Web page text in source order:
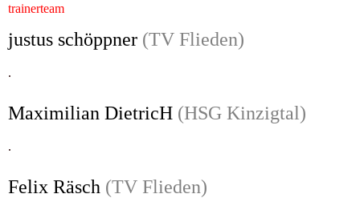
trainerteam
justus schöppner (TV Flieden)
.
Maximilian DietricH (HSG Kinzigtal)
.
Felix Räsch (TV Flieden)